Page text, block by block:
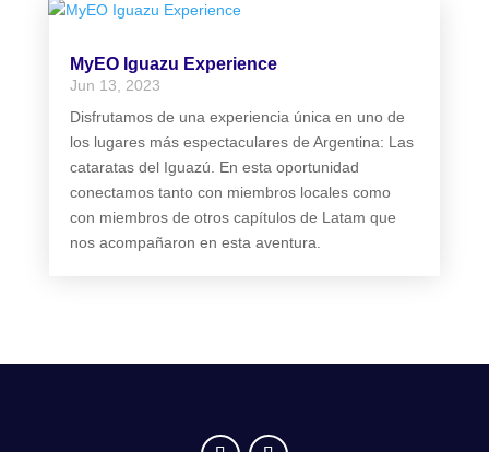
MyEO Iguazu Experience
Jun 13, 2023
Disfrutamos de una experiencia única en uno de
los lugares más espectaculares de Argentina: Las
cataratas del Iguazú. En esta oportunidad
conectamos tanto con miembros locales como
con miembros de otros capítulos de Latam que
nos acompañaron en esta aventura.